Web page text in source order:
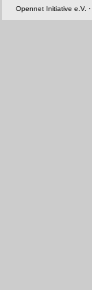
Opennet Initiative e.V. ·